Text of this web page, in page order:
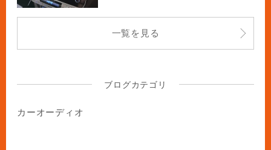
一覧を見る
ブログカテゴリ
カーオーディオ